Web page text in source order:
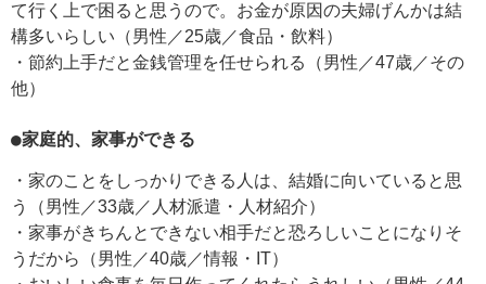
て行く上で困ると思うので。お金が原因の夫婦げんかは結
構多いらしい（男性／25歳／食品・飲料）
・節約上手だと金銭管理を任せられる（男性／47歳／その
他）
●家庭的、家事ができる
・家のことをしっかりできる人は、結婚に向いていると思
う（男性／33歳／人材派遣・人材紹介）
・家事がきちんとできない相手だと恐ろしいことになりそ
うだから（男性／40歳／情報・IT）